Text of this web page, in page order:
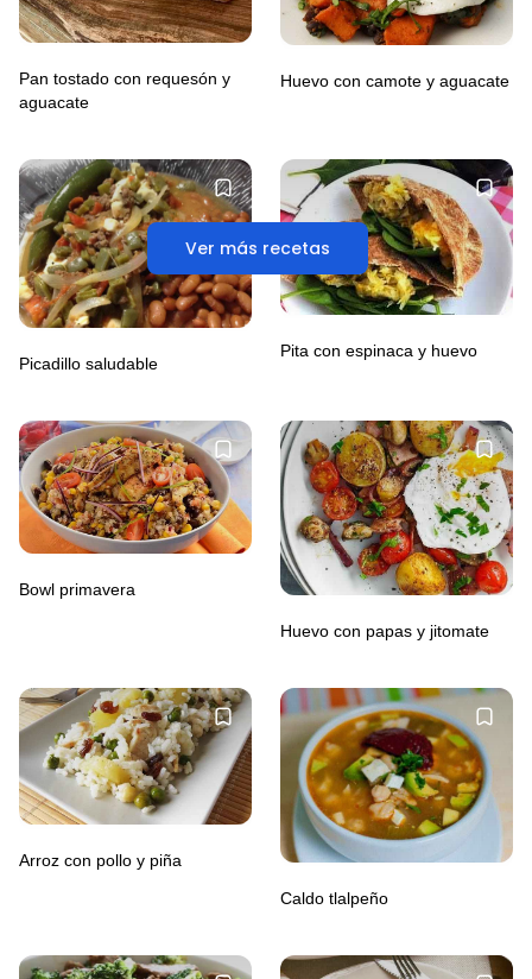
Ver más recetas
Pan tostado con requesón y
aguacate
Huevo con camote y aguacate
Picadillo saludable
Pita con espinaca y huevo
Bowl primavera
Huevo con papas y jitomate
Arroz con pollo y piña
Caldo tlalpeño